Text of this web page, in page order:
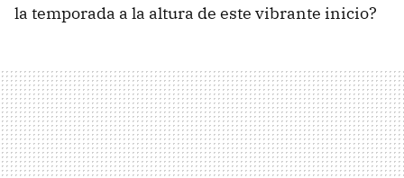
la temporada a la altura de este vibrante inicio?